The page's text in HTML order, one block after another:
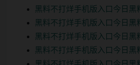
黑料不打烊手机版入口今日黑
黑料不打烊手机版入口今日黑
黑料不打烊手机版入口今日黑
黑料不打烊手机版入口今日黑